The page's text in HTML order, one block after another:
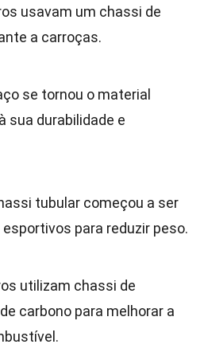
usavam um chassi de
a carroças.
se tornou o material
sua durabilidade e
tubular começou a ser
para reduzir peso.
utilizam chassi de
carbono para melhorar a